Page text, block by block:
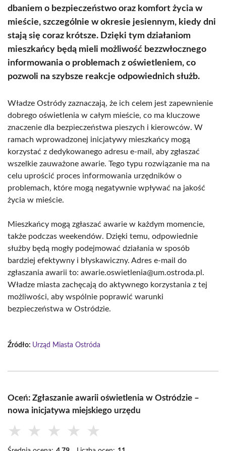
dbaniem o bezpieczeństwo oraz komfort życia w
mieście, szczególnie w okresie jesiennym, kiedy dni
stają się coraz krótsze. Dzięki tym działaniom
mieszkańcy będą mieli możliwość bezzwłocznego
informowania o problemach z oświetleniem, co
pozwoli na szybsze reakcje odpowiednich służb.
Władze Ostródy zaznaczają, że ich celem jest zapewnienie
dobrego oświetlenia w całym mieście, co ma kluczowe
znaczenie dla bezpieczeństwa pieszych i kierowców. W
ramach wprowadzonej inicjatywy mieszkańcy mogą
korzystać z dedykowanego adresu e-mail, aby zgłaszać
wszelkie zauważone awarie. Tego typu rozwiązanie ma na
celu uprościć proces informowania urzędników o
problemach, które mogą negatywnie wpływać na jakość
życia w mieście.
Mieszkańcy mogą zgłaszać awarie w każdym momencie,
także podczas weekendów. Dzięki temu, odpowiednie
służby będą mogły podejmować działania w sposób
bardziej efektywny i błyskawiczny. Adres e-mail do
zgłaszania awarii to: awarie.oswietlenia@um.ostroda.pl.
Władze miasta zachęcają do aktywnego korzystania z tej
możliwości, aby wspólnie poprawić warunki
bezpieczeństwa w Ostródzie.
Źródło: Urząd Miasta Ostróda
Oceń: Zgłaszanie awarii oświetlenia w Ostródzie –
nowa inicjatywa miejskiego urzędu
★ ★ ★ ★ ★